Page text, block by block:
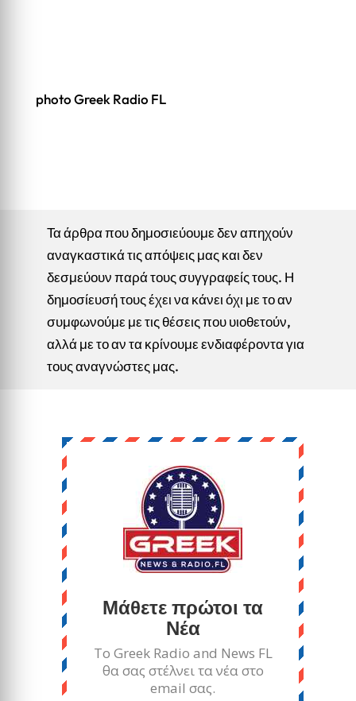
photo Greek Radio FL
Τα άρθρα που δημοσιεύουμε δεν απηχούν
αναγκαστικά τις απόψεις μας και δεν
δεσμεύουν παρά τους συγγραφείς τους. Η
δημοσίευσή τους έχει να κάνει όχι με το αν
συμφωνούμε με τις θέσεις που υιοθετούν,
αλλά με το αν τα κρίνουμε ενδιαφέροντα για
τους αναγνώστες μας.
Μάθετε πρώτοι τα
Νέα
Το Greek Radio and News FL
θα σας στέλνει τα νέα στο
email σας.